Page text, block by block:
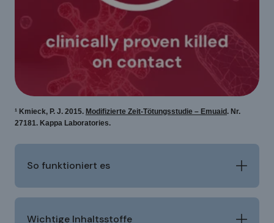
¹ Kmieck, P. J. 2015. Modifizierte Zeit-Tötungsstudie – Emuaid. Nr.
27181. Kappa Laboratories.
So funktioniert es
Wichtige Inhaltsstoffe